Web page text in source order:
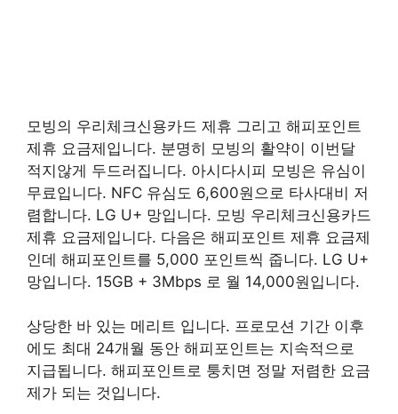
모빙의 우리체크신용카드 제휴 그리고 해피포인트
제휴 요금제입니다. 분명히 모빙의 활약이 이번달
적지않게 두드러집니다. 아시다시피 모빙은 유심이
무료입니다. NFC 유심도 6,600원으로 타사대비 저
렴합니다. LG U+ 망입니다. 모빙 우리체크신용카드
제휴 요금제입니다. 다음은 해피포인트 제휴 요금제
인데 해피포인트를 5,000 포인트씩 줍니다. LG U+
망입니다. 15GB + 3Mbps 로 월 14,000원입니다.
상당한 바 있는 메리트 입니다. 프로모션 기간 이후
에도 최대 24개월 동안 해피포인트는 지속적으로
지급됩니다. 해피포인트로 퉁치면 정말 저렴한 요금
제가 되는 것입니다.